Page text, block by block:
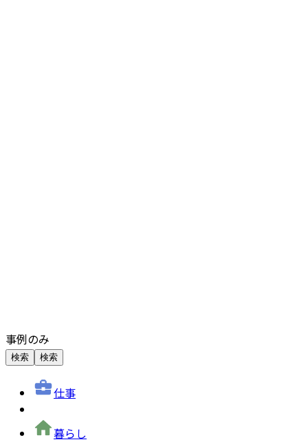
事例のみ
検索 検索
仕事
暮らし